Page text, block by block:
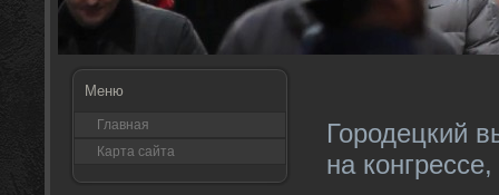
Меню
Главная
Карта сайта
Городецкий
на